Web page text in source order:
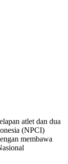
atlet dan dua
(NPCI)
membawa